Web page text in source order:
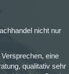
nicht nur
eine
qualitativ sehr